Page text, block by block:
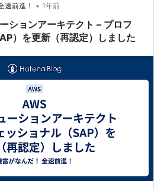
速前進！ • 1年前
ションアーキテクト – プロフ
）を更新（再認定）しました